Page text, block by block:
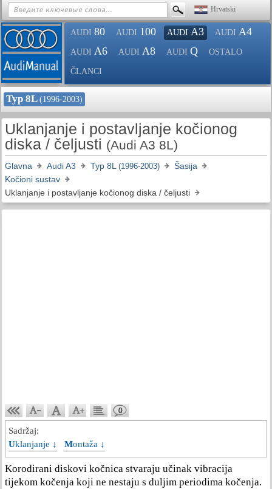
Hrvatski
AUDI 80 AUDI 100 AUDI A3 AUDI A4
AUDI A6 AUDI A8 AUDI Q OSTALO
ČLANCI
Typ 8L (1996-2003)
Uklanjanje i postavljanje kočionog
diska / čeljusti (Audi A3 8L)
Glavna Audi A3 Typ 8L (1996-2003)
Šasija
Kočioni sustav
Uklanjanje i postavljanje kočionog diska / čeljusti
0
Sadržaj:
Uklanjanje ↓
Montaža ↓
Korodirani diskovi kočnica stvaraju učinak vibracija
tijekom kočenja koji ne nestaju s duljim periodima kočenja.